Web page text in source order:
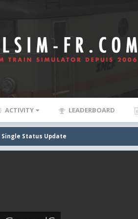
ACTIVITY LEADERBOARD
Single Status Update